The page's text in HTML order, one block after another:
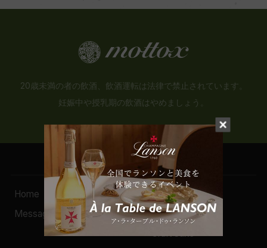
20歳未満の者の飲酒、飲酒運転は法律で禁止されています。
妊娠中や授乳期の飲酒はやめましょう。
Home
Message
Search（検索）
- Wine
- Craft Sake